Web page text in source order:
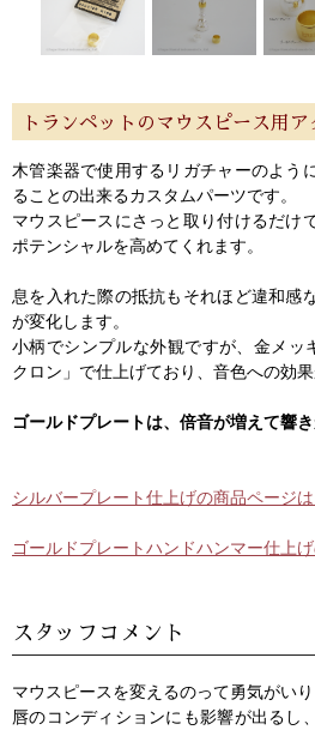
トランペットのマウスピース用ア
木管楽器で使用するリガチャーのよう
ることの出来るカスタムパーツです。
マウスピースにさっと取り付けるだけ
ポテンシャルを高めてくれます。
息を入れた際の抵抗もそれほど違和感
が変化します。
小柄でシンプルな外観ですが、金メッ
クロン」で仕上げており、音色への効果
ゴールドプレートは、倍音が増えて響
シルバープレート仕上げの商品ページ
ゴールドプレートハンドハンマー仕上
スタッフコメント
マウスピースを変えるのって勇気がいり
唇のコンディションにも影響が出るし